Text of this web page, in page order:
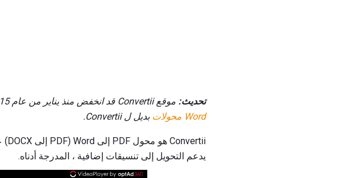
تحديث: موقع Convertii قد انخفض منذ يناير من عام 2015. تأكد من التحقق من قائمتي
Word محولات
بديل ل Convertii.
يدعم التحويل إلى تنسيقات إضافية ، المدرجة أدناه.